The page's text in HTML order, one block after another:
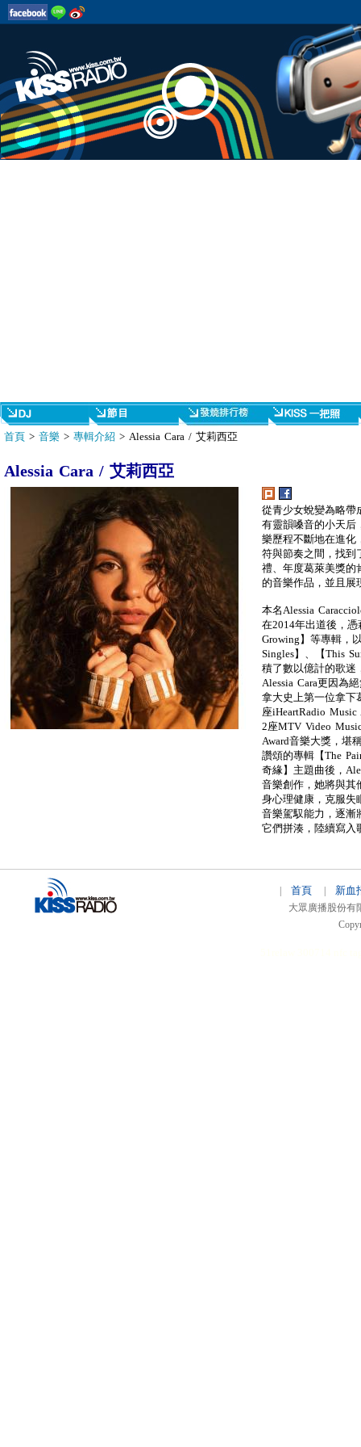
首頁 > 音樂 > 專輯介紹 > Alessia Cara / 艾莉西亞
Alessia Cara / 艾莉西亞
從青少女蛻變為略帶
有靈韻嗓音的小天后
樂歷程不斷地在進化
符與節奏之間，找到
禮、年度葛萊美獎的
的音樂作品，並且展
本名Alessia
在2014年出道後，
Growing】等專輯，
Singles】、【This
積了數以億計的歌迷
Alessia Cara更因為
拿大史上第一位拿下
座iHeartRadio Music
2座MTV Video
Award音樂大獎，堪
讚頌的專輯【The
奇緣】主題曲後，
音樂創作，她將與其
身心理健康，克服失
音樂駕馭能力，逐漸
它們拼湊，陸續寫入
首頁 新血
大眾廣播股份有